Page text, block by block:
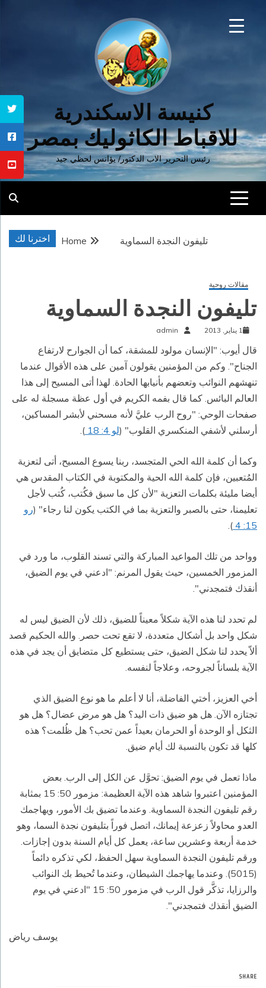
كنيسة الاسكندرية
للاقباط الكاثوليك بمصر
رئيس التحرير الاب الدكتور/ يؤانس لحظي جيد
اخترنا لك Home تليفون النجدة السماوية
مقالات روحية
تليفون النجدة السماوية
1 يناير, 2013 admin
قال أيوب: "الإنسان مولود للمشقة، كما أن الجوارح لارتفاع
الجناح". وكم من المؤمنين يقولون آمين على هذه الأقوال عندما
تنهشهم النوائب وتعضهم بأنيابها الحادة. لهذا أتى المسيح إلى هذا
العالم البائس. كما قال بفمه الكريم في أول عظة مسجلة له على
صفحات الوحي: "روح الرب عليَّ لأنه مسحني لأبشر المساكين،
أرسلني لأشفي المنكسري القلوب" (لو 4: 18 ).
وكما أن كلمة الله الحي المتجسد، ربنا يسوع المسيح، أتى لتعزية
المُتعبين، فإن كلمة الله الحية والمكتوبة في الكتاب المقدس هي
أيضا مليئة بكلمات التعزية "لأن كل ما سبق فكُتب، كُتب لأجل
تعليمنا، حتى بالصبر والتعزية بما في الكتب يكون لنا رجاء" (رو
15: 4
).
وواحد من تلك المواعيد المباركة والتي تسند القلوب، ما ورد في
المزمور الخمسين، حيث يقول المرنم: "ادعني في يوم الضيق،
أنقذك فتمجدني".
لم تحدد لنا هذه الآية شكلاً معيناً للضيق، ذلك لأن الضيق ليس له
شكل واحد بل أشكال متعددة، لا تقع تحت حصر. والله الحكيم قصد
ألاّ يحدد لنا شكل الضيق، حتى يستطيع كل متضايق أن يجد في هذه
الآية بلساناً لجروحه، وعلاجاً لنفسه.
أخي العزيز، أختي الفاضلة، أنا لا أعلم ما هو نوع الضيق الذي
تجتازه الآن. هل هو ضيق ذات اليد؟ هل هو مرض عضال؟ هل هو
الثكل أو الوحدة أو الحرمان بعيداً عمن تحب؟ هل ظُلمت؟ هذه
كلها قد تكون بالنسبة لك أيام ضيق.
ماذا تعمل في يوم الضيق: تحوَّل عن الكل إلى الرب. بعض
المؤمنين اعتبروا شاهد هذه الآية العظيمة: مزمور 50: 15 بمثابة
رقم تليفون النجدة السماوية. وعندما تضيق بك الأمور، ويهاجمك
العدو محاولاً زعزعة إيمانك، اتصل فوراً بتليفون نجدة السما، وهو
خدمة أربعة وعشرين ساعة، يعمل كل أيام السنة بدون إجازات.
ورقم تليفون النجدة السماوية سهل الحفظ، لكي تذكره دائماً
(5015). وعندما يهاجمك الشيطان، وعندما تُحيط بك النوائب
والرزايا، تذكَّر قول الرب في مزمور 50: 15 "ادعني في يوم
الضيق أنقذك فتمجدني".
يوسف رياض
SHARE